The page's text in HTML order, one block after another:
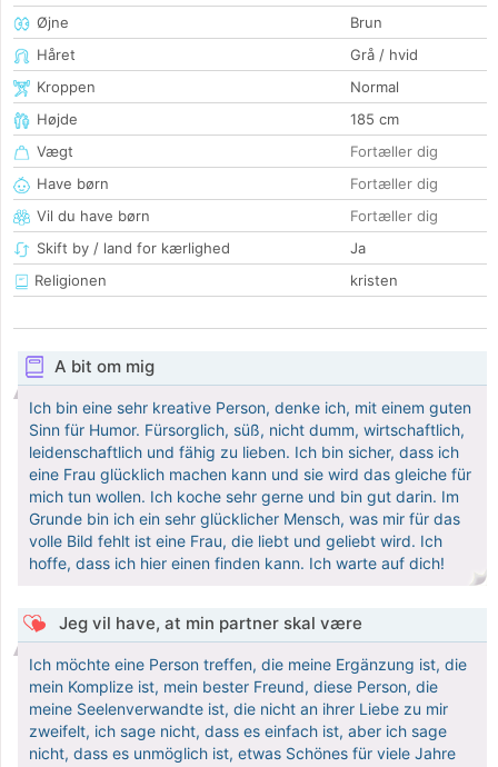
Øjne
Brun
Håret
Grå / hvid
Kroppen
Normal
Højde
185 cm
Vægt
Fortæller dig
Have børn
Fortæller dig
Vil du have børn
Fortæller dig
Skift by / land for kærlighed
Ja
Religionen
kristen
A bit om mig
Ich bin eine sehr kreative Person, denke ich, mit einem guten
Sinn für Humor. Fürsorglich, süß, nicht dumm, wirtschaftlich,
leidenschaftlich und fähig zu lieben. Ich bin sicher, dass ich
eine Frau glücklich machen kann und sie wird das gleiche für
mich tun wollen. Ich koche sehr gerne und bin gut darin. Im
Grunde bin ich ein sehr glücklicher Mensch, was mir für das
volle Bild fehlt ist eine Frau, die liebt und geliebt wird. Ich
hoffe, dass ich hier einen finden kann. Ich warte auf dich!
Jeg vil have, at min partner skal være
Ich möchte eine Person treffen, die meine Ergänzung ist, die
mein Komplize ist, mein bester Freund, diese Person, die
meine Seelenverwandte ist, die nicht an ihrer Liebe zu mir
zweifelt, ich sage nicht, dass es einfach ist, aber ich sage
nicht, dass es unmöglich ist, etwas Schönes für viele Jahre